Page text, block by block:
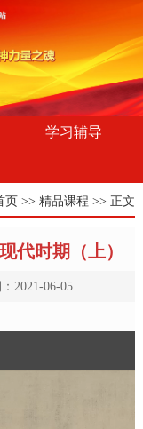
学习辅导
页 >>精品课程 >> 正文
代时期（上）
2021-06-05